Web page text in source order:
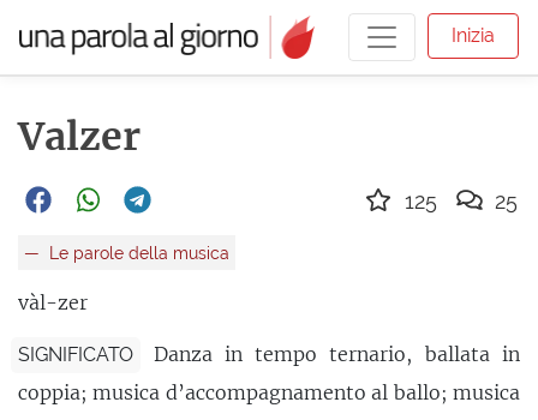
Inizia
Valzer
Le parole della musica
vàl-zer
SIGNIFICATO
Danza in tempo ternario, ballata in
coppia; musica d’accompagnamento al ballo; musica
125 25